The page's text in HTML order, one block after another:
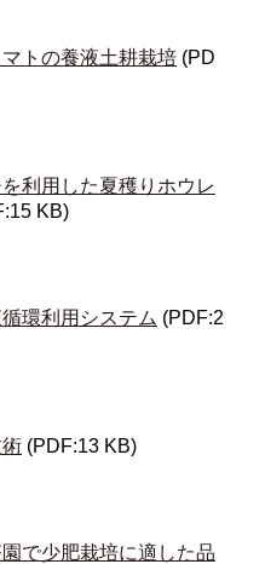
トの養液土耕栽培 (PD
利用した夏穫りホウレ
KB)
環利用システム (PDF:2
(PDF:13 KB)
で少肥栽培に適した品